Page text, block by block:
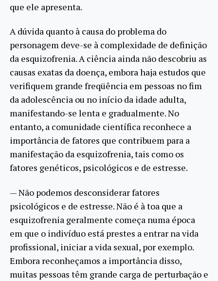
que ele apresenta.
A dúvida quanto à causa do problema do
personagem deve-se à complexidade de definição
da esquizofrenia. A ciência ainda não descobriu as
causas exatas da doença, embora haja estudos que
verifiquem grande freqüência em pessoas no fim
da adolescência ou no início da idade adulta,
manifestando-se lenta e gradualmente. No
entanto, a comunidade científica reconhece a
importância de fatores que contribuem para a
manifestação da esquizofrenia, tais como os
fatores genéticos, psicológicos e de estresse.
— Não podemos desconsiderar fatores
psicológicos e de estresse. Não é à toa que a
esquizofrenia geralmente começa numa época
em que o indivíduo está prestes a entrar na vida
profissional, iniciar a vida sexual, por exemplo.
Embora reconheçamos a importância disso,
muitas pessoas têm grande carga de perturbação e